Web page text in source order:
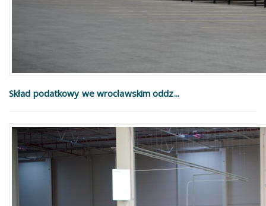
Skład podatkowy we wrocławskim oddz...